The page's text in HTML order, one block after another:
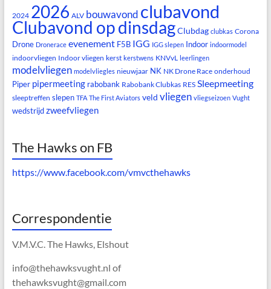
2024 2026 ALV bouwavond clubavond
Clubavond op dinsdagClubdag clubkas Corona
Drone Dronerace evenement F5B IGG IGG slepen Indoor indoormodel
indoorvliegen Indoor vliegen kerst kerstwens KNVvL leerlingen
modelvliegen modelvliegles nieuwjaar NK NK Drone Race onderhoud
Piper pipermeeting rabobank Rabobank Clubkas RES Sleepmeeting
sleeptreffen slepen TFA The First Aviators veld vliegen vliegseizoen Vught
wedstrijd zweefvliegen
The Hawks on FB
https://www.facebook.com/vmvcthehawks
Correspondentie
V.M.V.C. The Hawks, Elshout
info@thehawksvught.nl of
thehawksvught@gmail.com